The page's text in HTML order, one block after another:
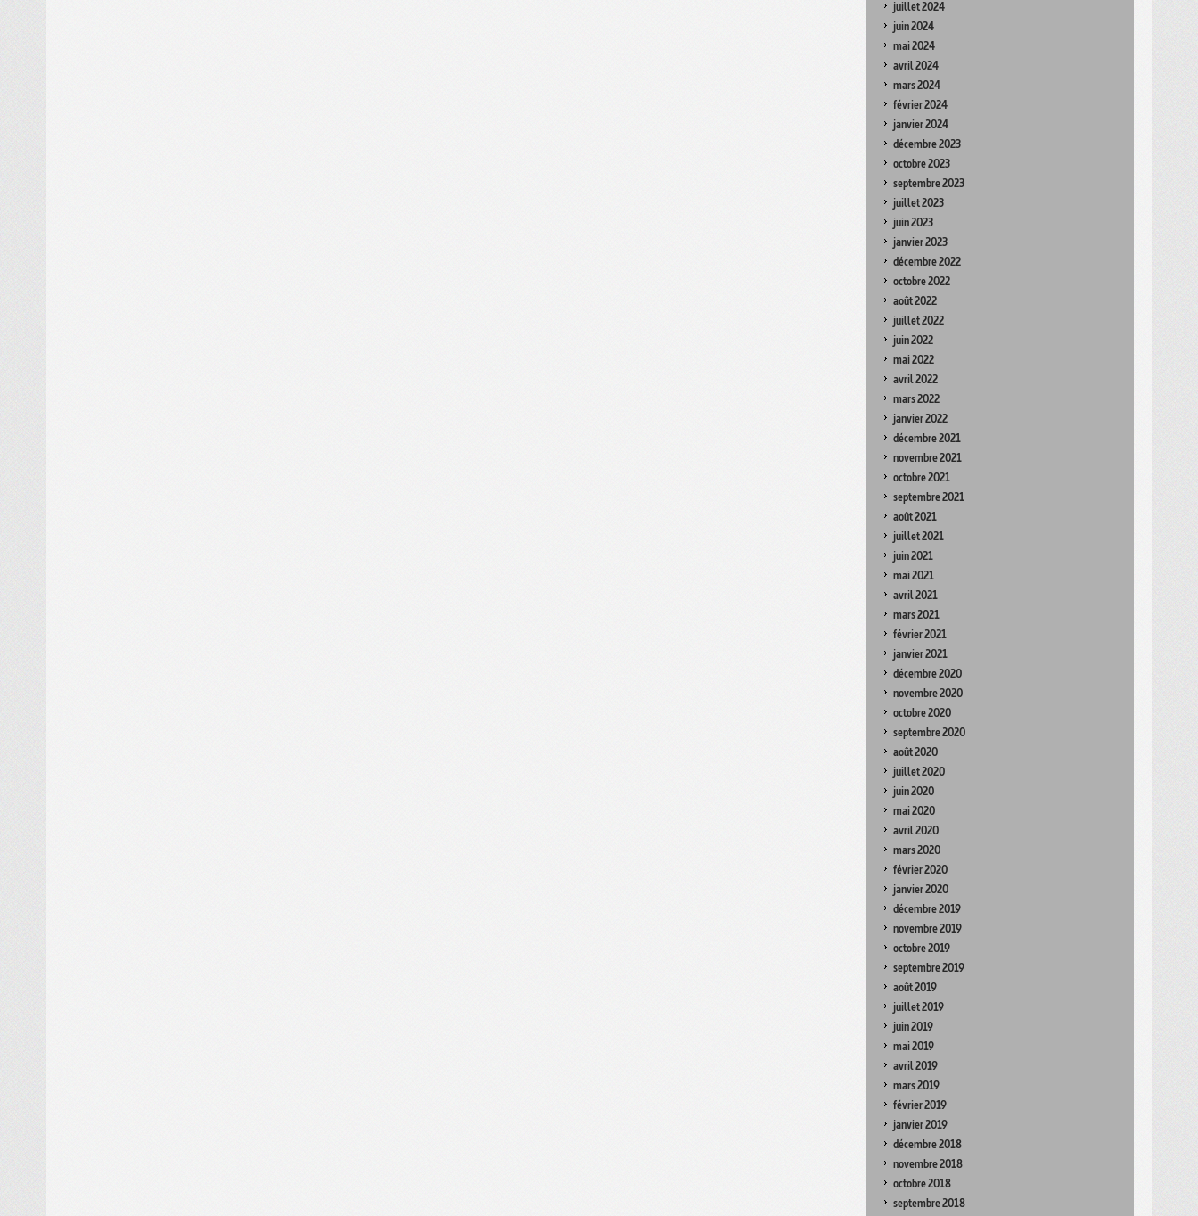
juillet 2024
juin 2024
mai 2024
avril 2024
mars 2024
février 2024
janvier 2024
décembre 2023
octobre 2023
septembre 2023
juillet 2023
juin 2023
janvier 2023
décembre 2022
octobre 2022
août 2022
juillet 2022
juin 2022
mai 2022
avril 2022
mars 2022
janvier 2022
décembre 2021
novembre 2021
octobre 2021
septembre 2021
août 2021
juillet 2021
juin 2021
mai 2021
avril 2021
mars 2021
février 2021
janvier 2021
décembre 2020
novembre 2020
octobre 2020
septembre 2020
août 2020
juillet 2020
juin 2020
mai 2020
avril 2020
mars 2020
février 2020
janvier 2020
décembre 2019
novembre 2019
octobre 2019
septembre 2019
août 2019
juillet 2019
juin 2019
mai 2019
avril 2019
mars 2019
février 2019
janvier 2019
décembre 2018
novembre 2018
octobre 2018
septembre 2018